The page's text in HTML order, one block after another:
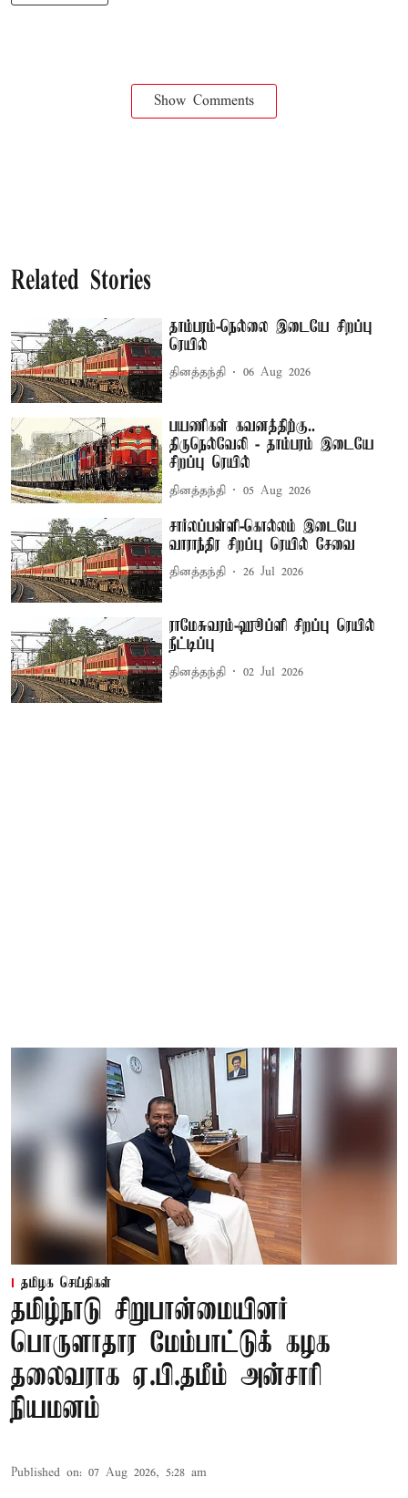
Show Comments
Related Stories
தாம்பரம்-நெல்லை இடையே சிறப்பு
ரெயில்
தினத்தந்தி 06 Aug 2026
பயணிகள் கவனத்திற்கு..
திருநெல்வேலி - தாம்பரம் இடையே
சிறப்பு ரெயில்
தினத்தந்தி 05 Aug 2026
சார்லப்பள்ளி-கொல்லம் இடையே
வாராந்திர சிறப்பு ரெயில் சேவை
தினத்தந்தி 26 Jul 2026
ராமேசுவரம்-ஹூப்ளி சிறப்பு ரெயில்
நீட்டிப்பு
தினத்தந்தி 02 Jul 2026
தமிழக செய்திகள்
தமிழ்நாடு சிறுபான்மையினர்
பொருளாதார மேம்பாட்டுக் கழக
தலைவராக ஏ.பி.தமீம் அன்சாரி
நியமனம்
Published on: 07 Aug 2026, 5:28 am